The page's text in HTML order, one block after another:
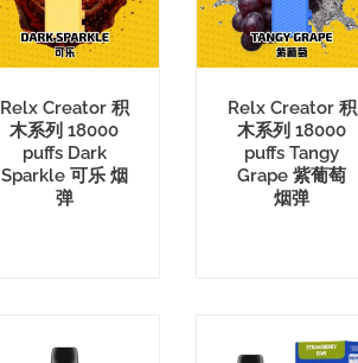
Relx Creator 积
木系列 18000
puffs Dark
Sparkle 可乐 烟
弹
Relx Creator 积
木系列 18000
puffs Tangy
Grape 紫葡萄
烟弹